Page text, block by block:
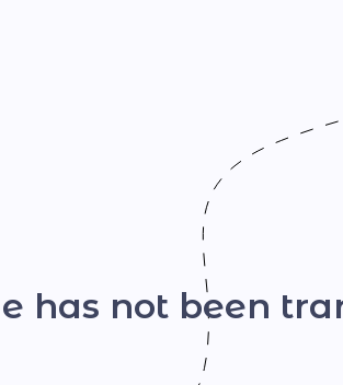
has not been